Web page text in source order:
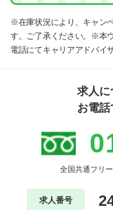
※在庫状況により、キャン
す。ご了承ください。※本
電話にてキャリアアドバイ
求人に
お電
全国共通フリ
求人番号